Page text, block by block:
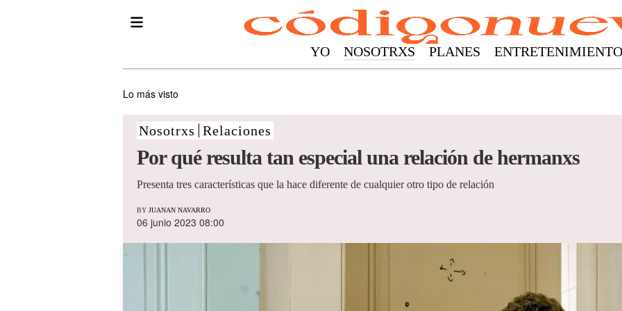
YO NOSOTRXS PLANES ENTRETENIMIENTO
Lo más visto
Nosotrxs Relaciones
Por qué resulta tan especial una relación de hermanxs
Presenta tres características que la hace diferente de cualquier otro tipo de relación
BY JUANAN NAVARRO
06 junio 2023 08:00